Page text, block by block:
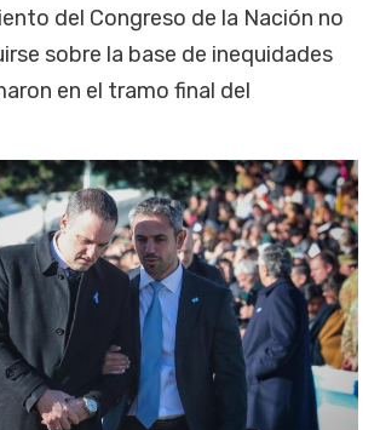
del Congreso de la Nación no
sobre la base de inequidades
en el tramo final del